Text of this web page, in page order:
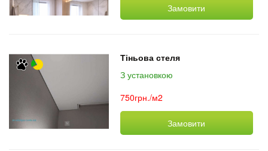
Замовити
Тіньова стеля
З установкою
750грн./м2
Замовити